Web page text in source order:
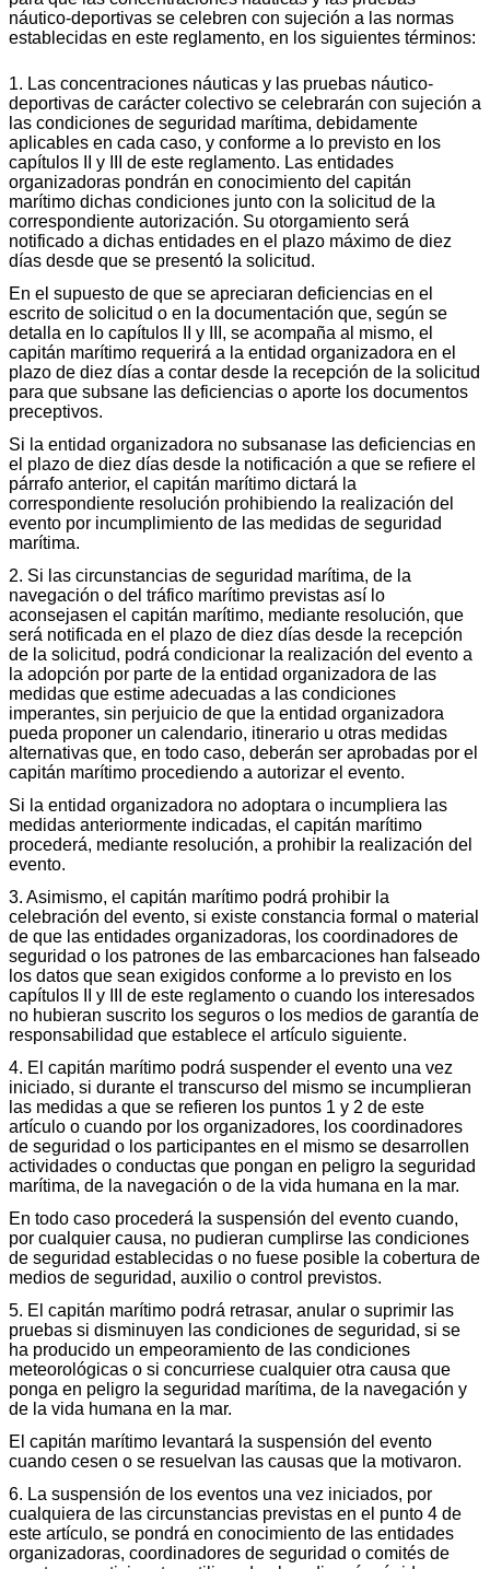
náutico-deportivas se celebren con sujeción a las normas
establecidas en este reglamento, en los siguientes términos:
1. Las concentraciones náuticas y las pruebas náutico-
deportivas de carácter colectivo se celebrarán con sujeción a
las condiciones de seguridad marítima, debidamente
aplicables en cada caso, y conforme a lo previsto en los
capítulos II y III de este reglamento. Las entidades
organizadoras pondrán en conocimiento del capitán
marítimo dichas condiciones junto con la solicitud de la
correspondiente autorización. Su otorgamiento será
notificado a dichas entidades en el plazo máximo de diez
días desde que se presentó la solicitud.
En el supuesto de que se apreciaran deficiencias en el
escrito de solicitud o en la documentación que, según se
detalla en lo capítulos II y III, se acompaña al mismo, el
capitán marítimo requerirá a la entidad organizadora en el
plazo de diez días a contar desde la recepción de la solicitud
para que subsane las deficiencias o aporte los documentos
preceptivos.
Si la entidad organizadora no subsanase las deficiencias en
el plazo de diez días desde la notificación a que se refiere el
párrafo anterior, el capitán marítimo dictará la
correspondiente resolución prohibiendo la realización del
evento por incumplimiento de las medidas de seguridad
marítima.
2. Si las circunstancias de seguridad marítima, de la
navegación o del tráfico marítimo previstas así lo
aconsejasen el capitán marítimo, mediante resolución, que
será notificada en el plazo de diez días desde la recepción
de la solicitud, podrá condicionar la realización del evento a
la adopción por parte de la entidad organizadora de las
medidas que estime adecuadas a las condiciones
imperantes, sin perjuicio de que la entidad organizadora
pueda proponer un calendario, itinerario u otras medidas
alternativas que, en todo caso, deberán ser aprobadas por el
capitán marítimo procediendo a autorizar el evento.
Si la entidad organizadora no adoptara o incumpliera las
medidas anteriormente indicadas, el capitán marítimo
procederá, mediante resolución, a prohibir la realización del
evento.
3. Asimismo, el capitán marítimo podrá prohibir la
celebración del evento, si existe constancia formal o material
de que las entidades organizadoras, los coordinadores de
seguridad o los patrones de las embarcaciones han falseado
los datos que sean exigidos conforme a lo previsto en los
capítulos II y III de este reglamento o cuando los interesados
no hubieran suscrito los seguros o los medios de garantía de
responsabilidad que establece el artículo siguiente.
4. El capitán marítimo podrá suspender el evento una vez
iniciado, si durante el transcurso del mismo se incumplieran
las medidas a que se refieren los puntos 1 y 2 de este
artículo o cuando por los organizadores, los coordinadores
de seguridad o los participantes en el mismo se desarrollen
actividades o conductas que pongan en peligro la seguridad
marítima, de la navegación o de la vida humana en la mar.
En todo caso procederá la suspensión del evento cuando,
por cualquier causa, no pudieran cumplirse las condiciones
de seguridad establecidas o no fuese posible la cobertura de
medios de seguridad, auxilio o control previstos.
5. El capitán marítimo podrá retrasar, anular o suprimir las
pruebas si disminuyen las condiciones de seguridad, si se
ha producido un empeoramiento de las condiciones
meteorológicas o si concurriese cualquier otra causa que
ponga en peligro la seguridad marítima, de la navegación y
de la vida humana en la mar.
El capitán marítimo levantará la suspensión del evento
cuando cesen o se resuelvan las causas que la motivaron.
6. La suspensión de los eventos una vez iniciados, por
cualquiera de las circunstancias previstas en el punto 4 de
este artículo, se pondrá en conocimiento de las entidades
organizadoras, coordinadores de seguridad o comités de